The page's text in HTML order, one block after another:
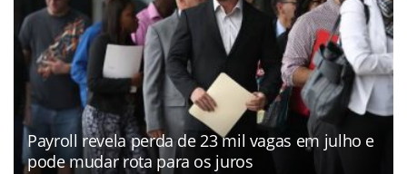
Payroll revela perda de 23 mil vagas em julho e
pode mudar rota para os juros